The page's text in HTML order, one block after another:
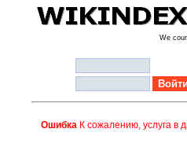
We
Ошибка К сожалению, услуга в